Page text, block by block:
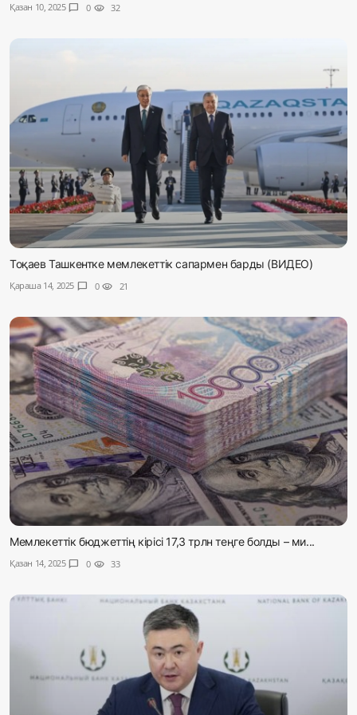
Қазан 10, 2025 chat_bubble 0 visibility 32
Тоқаев Ташкентке мемлекеттік сапармен барды (ВИДЕО)
Қараша 14, 2025 chat_bubble 0 visibility 21
Мемлекеттік бюджеттің кірісі 17,3 трлн теңге болды – ми...
Қазан 14, 2025 chat_bubble 0 visibility 33